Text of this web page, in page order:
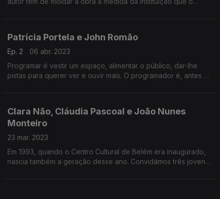
Patrícia Portela e John Romão
Ep. 2
06 abr. 2023
Programar é vestir um espaço, alimentar o público, dar-lhe
pistas para querer ver e ouvir mais. O programador é, antes de
Clara Não, Cláudia Pascoal e João Nunes
Monteiro
23 mar. 2023
Em 1993, quando o Centro Cultural de Belém era inaugurado,
nascia também a geração desse ano. Convidámos três jovens,